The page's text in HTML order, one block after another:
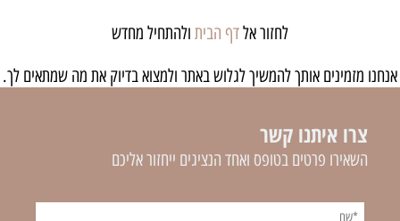
לחזור אלדף הבית ולהתחיל מחדש
אנחנו מזמינים אותך להמשיך לגלוש באתר ולמצוא בדיוק את מה שמתאים לך.
צרו איתנו קשר
השאירו פרטים בטופס ואחד הנציגים ייחזור אליכם